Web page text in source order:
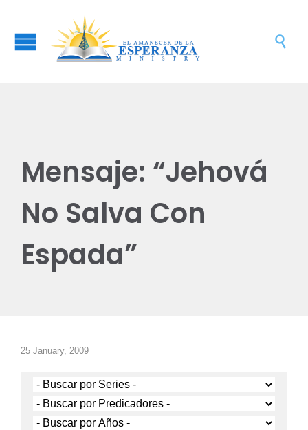

Mensaje: “Jehová
No Salva Con
Espada”
25 January, 2009